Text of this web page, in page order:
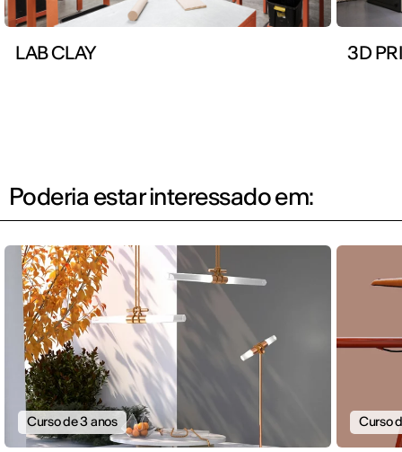
LAB CLAY 3D
Poderia estar interessado em:
Curso de 3 anos Curso